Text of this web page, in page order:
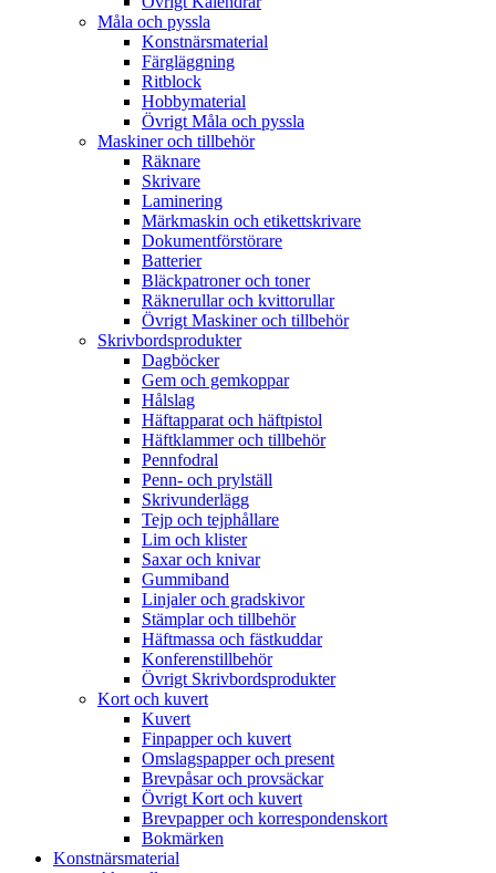
Måla och pyssla
Konstnärsmaterial
Färgläggning
Ritblock
Hobbymaterial
Övrigt Måla och pyssla
Maskiner och tillbehör
Räknare
Skrivare
Laminering
Märkmaskin och etikettskrivare
Dokumentförstörare
Batterier
Bläckpatroner och toner
Räknerullar och kvittorullar
Övrigt Maskiner och tillbehör
Skrivbordsprodukter
Dagböcker
Gem och gemkoppar
Hålslag
Häftapparat och häftpistol
Häftklammer och tillbehör
Pennfodral
Penn- och prylställ
Skrivunderlägg
Tejp och tejphållare
Lim och klister
Saxar och knivar
Gummiband
Linjaler och gradskivor
Stämplar och tillbehör
Häftmassa och fästkuddar
Konferenstillbehör
Övrigt Skrivbordsprodukter
Kort och kuvert
Kuvert
Finpapper och kuvert
Omslagspapper och present
Brevpåsar och provsäckar
Övrigt Kort och kuvert
Brevpapper och korrespondenskort
Bokmärken
Konstnärsmaterial